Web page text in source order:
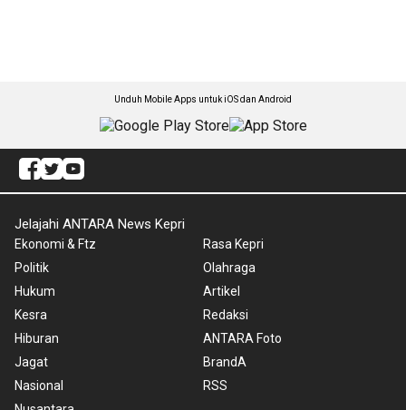
Unduh Mobile Apps untuk iOS dan Android
Jelajahi ANTARA News Kepri
Ekonomi & Ftz
Politik
Hukum
Kesra
Hiburan
Jagat
Nasional
Rasa Kepri
Olahraga
Artikel
Redaksi
ANTARA Foto
BrandA
RSS